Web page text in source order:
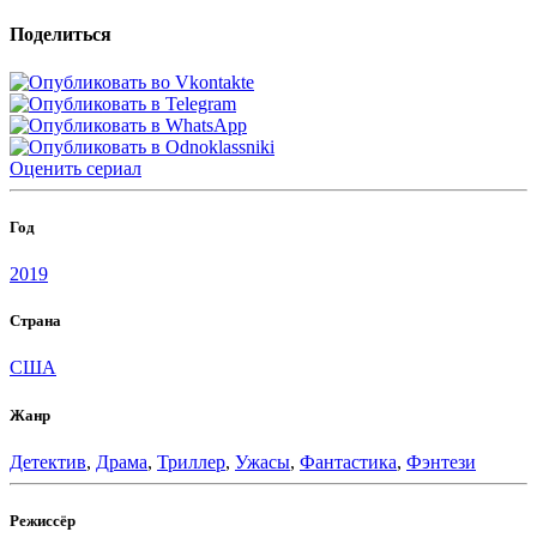
Поделиться
Оценить сериал
Год
2019
Страна
США
Жанр
Детектив, Драма, Триллер, Ужасы, Фантастика, Фэнтези
Режиссёр